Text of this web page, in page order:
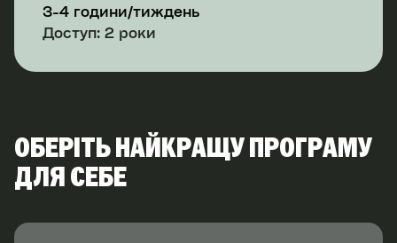
3-4 години/тиждень
Доступ: 2 роки
ОБЕРІТЬ НАЙКРАЩУ ПРОГРАМУ
ДЛЯ СЕБЕ